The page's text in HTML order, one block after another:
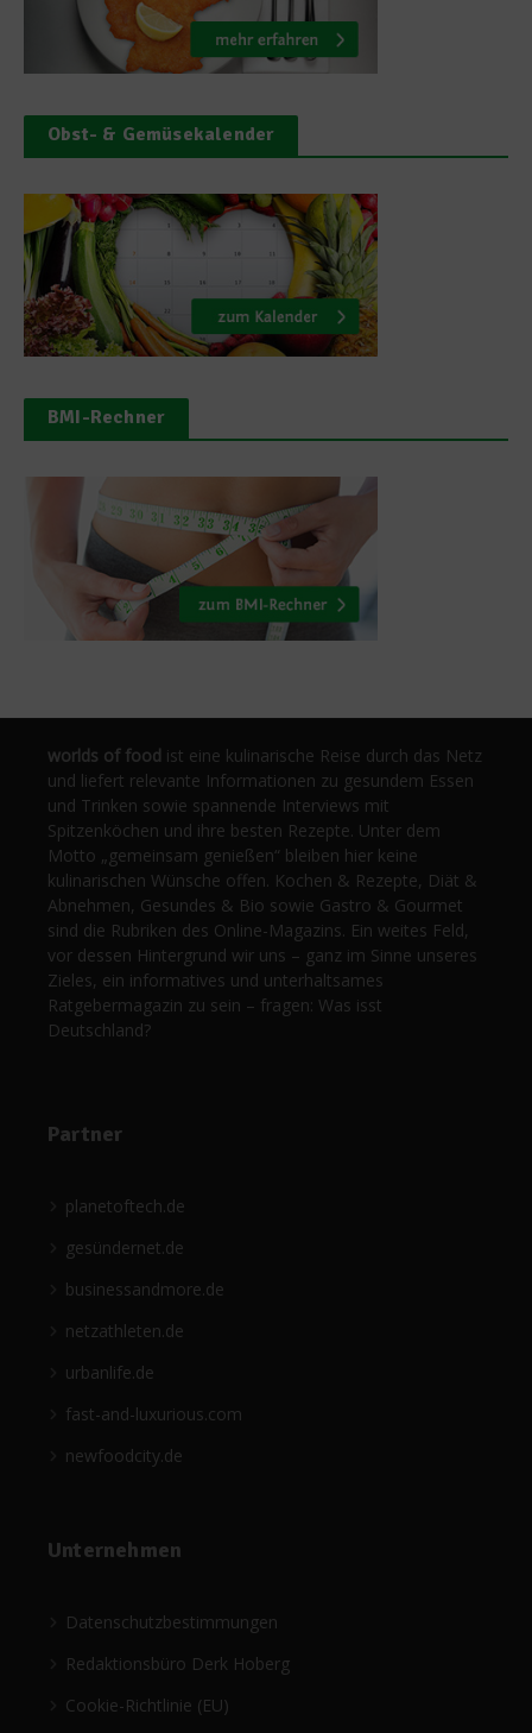
Obst- & Gemüsekalender
BMI-Rechner
worlds of food ist eine kulinarische Reise durch das Netz
und liefert relevante Informationen zu gesundem Essen
und Trinken sowie spannende Interviews mit
Spitzenköchen und ihre besten Rezepte. Unter dem
Motto „gemeinsam genießen“ bleiben hier keine
kulinarischen Wünsche offen. Kochen & Rezepte, Diät &
Abnehmen, Gesundes & Bio sowie Gastro & Gourmet
sind die Rubriken des Online-Magazins. Ein weites Feld,
vor dessen Hintergrund wir uns – ganz im Sinne unseres
Zieles, ein informatives und unterhaltsames
Ratgebermagazin zu sein – fragen: Was isst
Deutschland?
Partner
planetoftech.de
gesündernet.de
businessandmore.de
netzathleten.de
urbanlife.de
fast-and-luxurious.com
newfoodcity.de
Unternehmen
Datenschutzbestimmungen
Redaktionsbüro Derk Hoberg
Cookie-Richtlinie (EU)